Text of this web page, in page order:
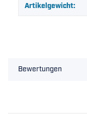
Artikelgewicht:
Bewertungen